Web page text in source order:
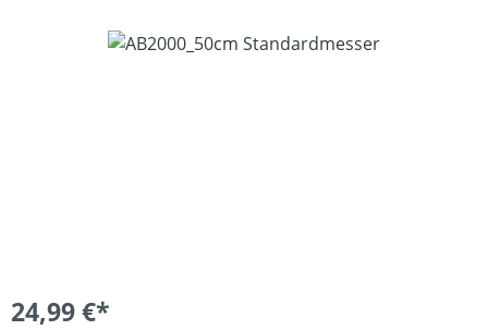
Bildergalerie überspringen
24,99 €*